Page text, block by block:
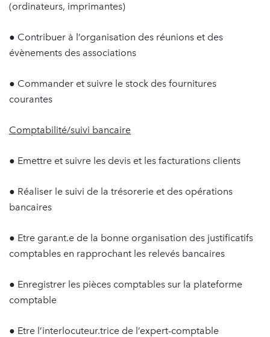
(ordinateurs, imprimantes)
● Contribuer à l’organisation des réunions et des
évènements des associations
● Commander et suivre le stock des fournitures
courantes
Comptabilité/suivi bancaire
● Emettre et suivre les devis et les facturations clients
● Réaliser le suivi de la trésorerie et des opérations
bancaires
● Etre garant.e de la bonne organisation des justificatifs
comptables en rapprochant les relevés bancaires
● Enregistrer les pièces comptables sur la plateforme
comptable
● Etre l’interlocuteur.trice de l’expert-comptable